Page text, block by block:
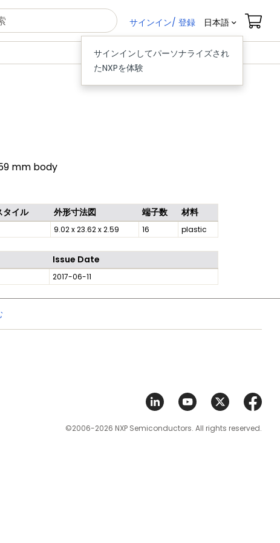
サインイン/ 登録
サインインしてパーソナライズされ
たNXPを体験
日本語
mm body
タイル 外形寸法図 端子数 材料
9.02 x 23.62 x 2.59 16 plastic
Issue Date
2017-06-11
©2006-2026 NXP Semiconductors. All rights reserved.